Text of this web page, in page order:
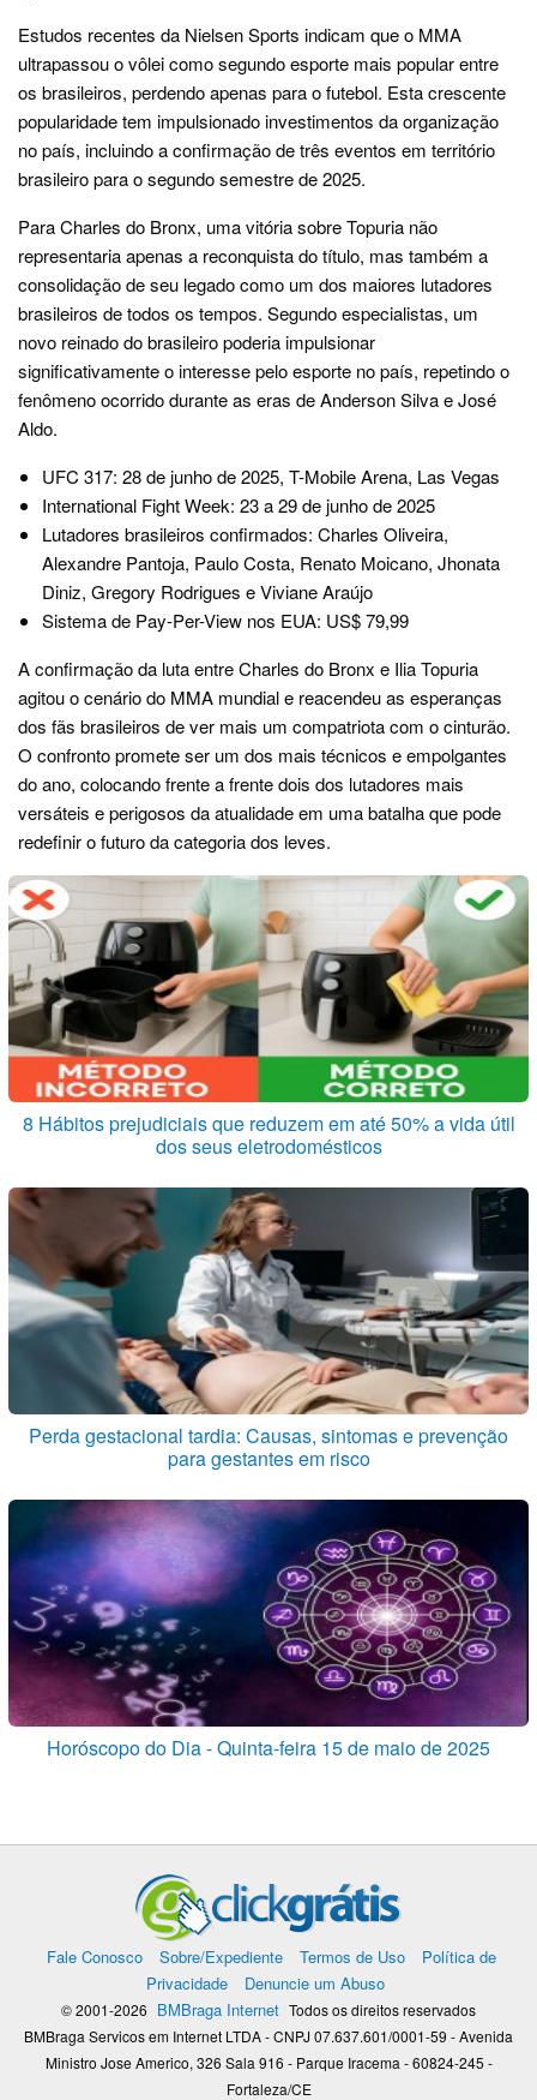
Estudos recentes da Nielsen Sports indicam que o MMA
ultrapassou o vôlei como segundo esporte mais popular entre
os brasileiros, perdendo apenas para o futebol. Esta crescente
popularidade tem impulsionado investimentos da organização
no país, incluindo a confirmação de três eventos em território
brasileiro para o segundo semestre de 2025.
Para Charles do Bronx, uma vitória sobre Topuria não
representaria apenas a reconquista do título, mas também a
consolidação de seu legado como um dos maiores lutadores
brasileiros de todos os tempos. Segundo especialistas, um
novo reinado do brasileiro poderia impulsionar
significativamente o interesse pelo esporte no país, repetindo o
fenômeno ocorrido durante as eras de Anderson Silva e José
Aldo.
UFC 317: 28 de junho de 2025, T-Mobile Arena, Las Vegas
International Fight Week: 23 a 29 de junho de 2025
Lutadores brasileiros confirmados: Charles Oliveira,
Alexandre Pantoja, Paulo Costa, Renato Moicano, Jhonata
Diniz, Gregory Rodrigues e Viviane Araújo
Sistema de Pay-Per-View nos EUA: US$ 79,99
A confirmação da luta entre Charles do Bronx e Ilia Topuria
agitou o cenário do MMA mundial e reacendeu as esperanças
dos fãs brasileiros de ver mais um compatriota com o cinturão.
O confronto promete ser um dos mais técnicos e empolgantes
do ano, colocando frente a frente dois dos lutadores mais
versáteis e perigosos da atualidade em uma batalha que pode
redefinir o futuro da categoria dos leves.
8 Hábitos prejudiciais que reduzem em até 50% a vida útil
dos seus eletrodomésticos
Perda gestacional tardia: Causas, sintomas e prevenção
para gestantes em risco
Horóscopo do Dia - Quinta-feira 15 de maio de 2025
Fale Conosco Sobre/Expediente Termos de Uso
Política de
Privacidade
Denuncie um Abuso
© 2001-2026 BMBraga Internet Todos os direitos reservados
BMBraga Servicos em Internet LTDA - CNPJ 07.637.601/0001-59 - Avenida
Ministro Jose Americo, 326 Sala 916 - Parque Iracema - 60824-245 -
Fortaleza/CE